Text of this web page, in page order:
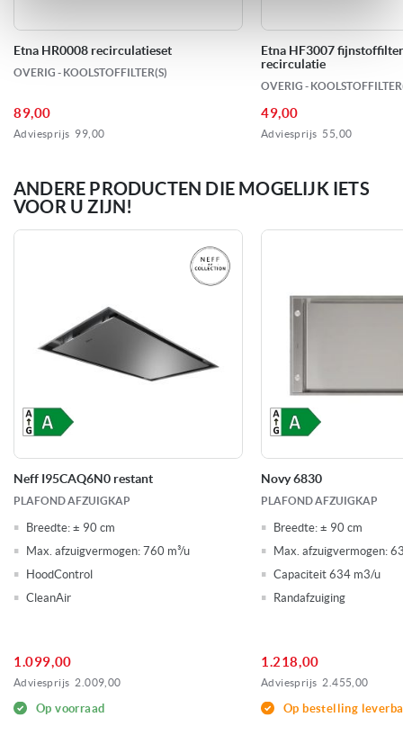
Min. afzuigvermogen 480 m3/u
Max. afzuigvermogen
Geluidsniveau min.
Geluidsniveau boost
4 Snelheden (inclusief
intensiefstand)
Soort afzuiging
afvoerdiameter 86 x 217 mm
Aantal filters 3 x aluminium vetfiltercassettes
Kenmerken afzuigkappen
Afzuiging: Recirculatie geschikt
Bediening afzuigkap via
kookplaat mogelijk
Verzadigingsindicatie
koolstoffilter
Reinigingsindicatie vetfilter
Verlichting dimbaar
Etna HR0008 recirculatieset
OVERIG - KOOLSTOFFILTER(S)
89,00
Adviesprijs 99,00
Etna HF3007
recirculatie
OVERIG -
49,00
Adviesprijs 55,00
ANDERE PRODUCTEN DIE MOGELIJK IETS
VOOR U ZIJN!
Neff I95CAQ6N0 restant
PLAFOND AFZUIGKAP
Breedte: ± 90 cm
Max. afzuigvermogen: 760 m³/u
HoodControl
CleanAir
1.099,00
Adviesprijs 2.009,00
Op voorraad
Novy 6830
PLAFOND AFZUIGKAP
Breedte: ± 90 cm
Max. afzuigvermogen:
Capaciteit 634 m3/u
Randafzuiging
1.218,00
Adviesprijs 2.455,00
Op bestelling